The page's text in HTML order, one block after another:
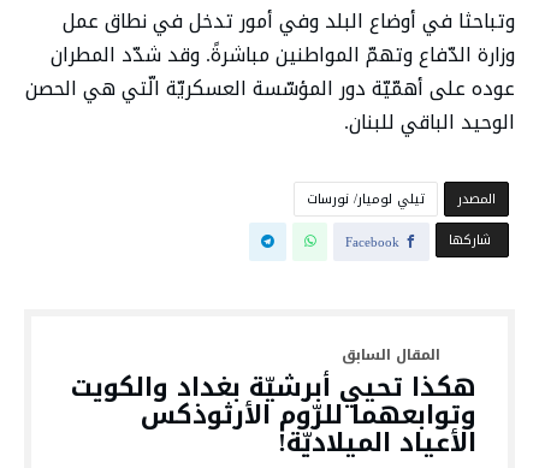
وتباحثا في أوضاع البلد وفي أمور تدخل في نطاق عمل
وزارة الدّفاع وتهمّ المواطنين مباشرةً. وقد شدّد المطران
عوده على أهمّيّة دور المؤسّسة العسكريّة الّتي هي الحصن
الوحيد الباقي للبنان.
‫المصدر‬
تيلي لوميار/ نورسات
‫‫ شاركها‬
Facebook
هكذا تحيي أبرشيّة بغداد والكويت
وتوابعهما للرّوم الأرثوذكس
الأعياد الميلاديّة!